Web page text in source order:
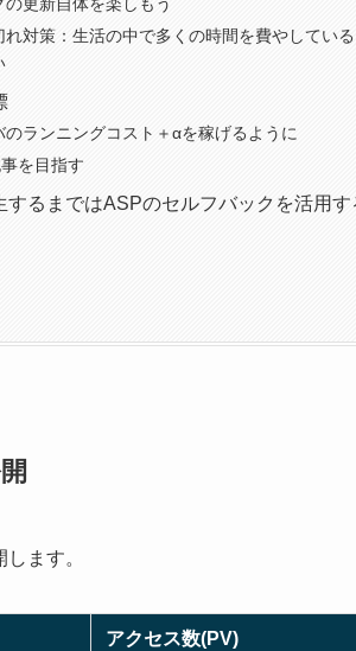
れ対策：生活の中で多くの時間を費やしてい
のランニングコスト＋αを稼げるように
を目指す
するまではASPのセルフバックを活用す
ます。
アクセス数(PV)